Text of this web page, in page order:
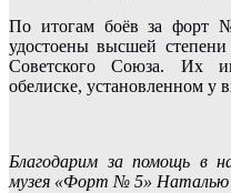
По итогам боёв за форт
удостоены высшей
Советского Союза. Их
обелиске, установленном у
Благодарим за помощь в
музея «Форт № 5» Наталью